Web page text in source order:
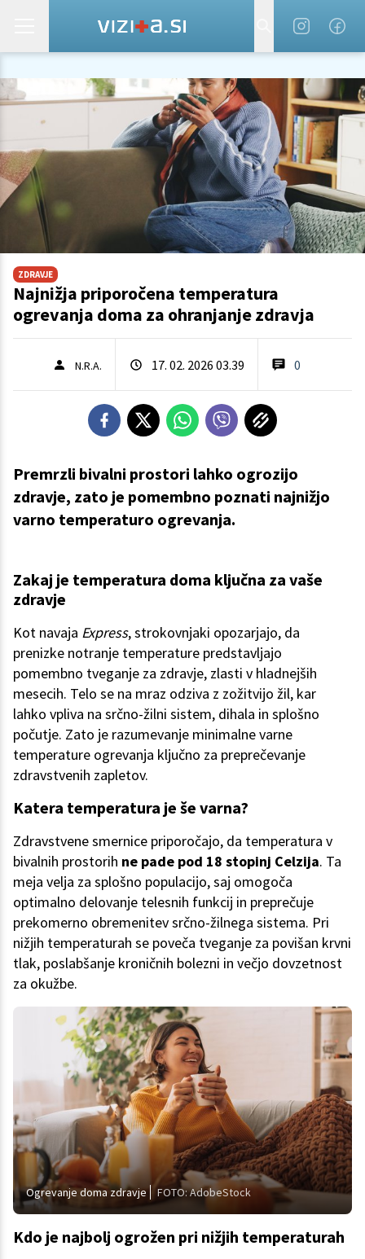
ZDRAVJE
Najnižja priporočena temperatura
ogrevanja doma za ohranjanje zdravja
N.R.A. 17. 02. 2026 03.39 0
Premrzli bivalni prostori lahko ogrozijo
zdravje, zato je pomembno poznati najnižjo
varno temperaturo ogrevanja.
Zakaj je temperatura doma ključna za vaše
zdravje
Kot navaja Express, strokovnjaki opozarjajo, da
prenizke notranje temperature predstavljajo
pomembno tveganje za zdravje, zlasti v hladnejših
mesecih. Telo se na mraz odziva z zožitvijo žil, kar
lahko vpliva na srčno-žilni sistem, dihala in splošno
počutje. Zato je razumevanje minimalne varne
temperature ogrevanja ključno za preprečevanje
zdravstvenih zapletov.
Katera temperatura je še varna?
Zdravstvene smernice priporočajo, da temperatura v
bivalnih prostorih ne pade pod 18 stopinj Celzija. Ta
meja velja za splošno populacijo, saj omogoča
optimalno delovanje telesnih funkcij in preprečuje
prekomerno obremenitev srčno-žilnega sistema. Pri
nižjih temperaturah se poveča tveganje za povišan krvni
tlak, poslabšanje kroničnih bolezni in večjo dovzetnost
za okužbe.
Ogrevanje doma zdravje FOTO: AdobeStock
Kdo je najbolj ogrožen pri nižjih temperaturah